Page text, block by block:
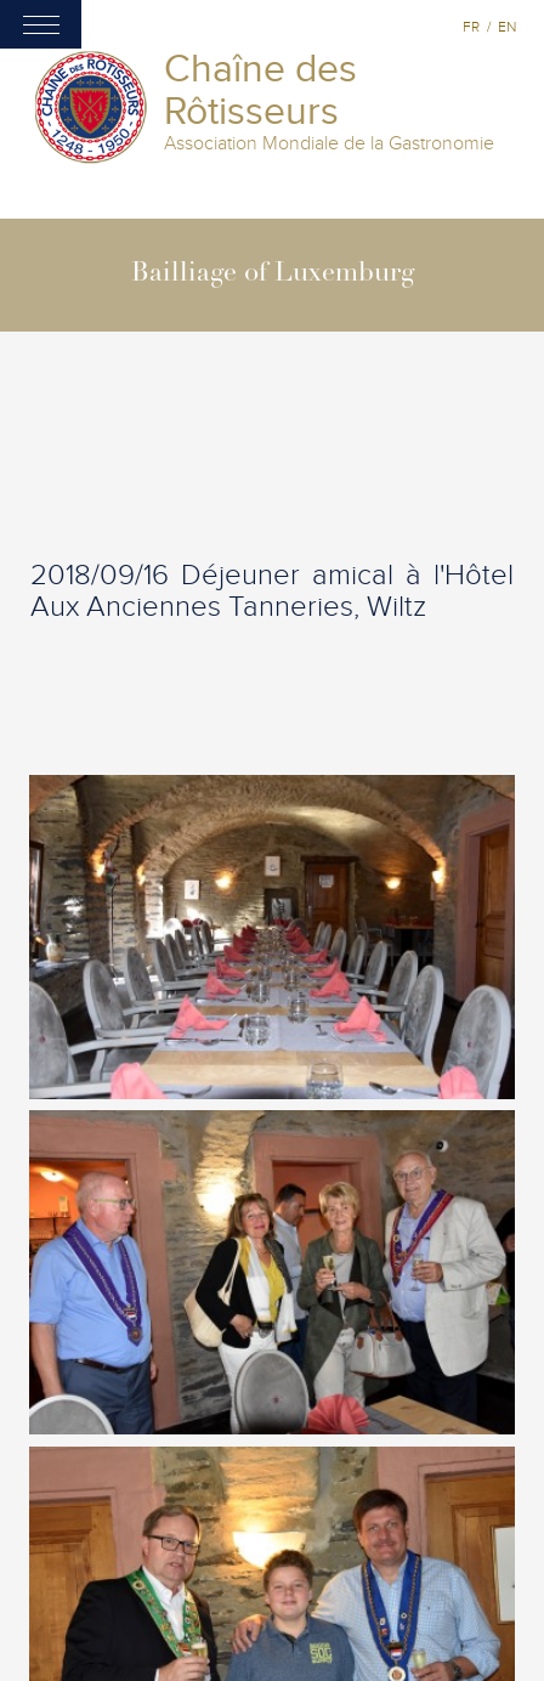
Chaîne des
Rôtisseurs
Association Mondiale de la Gastronomie
FR / EN
Bailliage of Luxemburg
2018/09/16 Déjeuner amical à l'Hôtel
Aux Anciennes Tanneries, Wiltz